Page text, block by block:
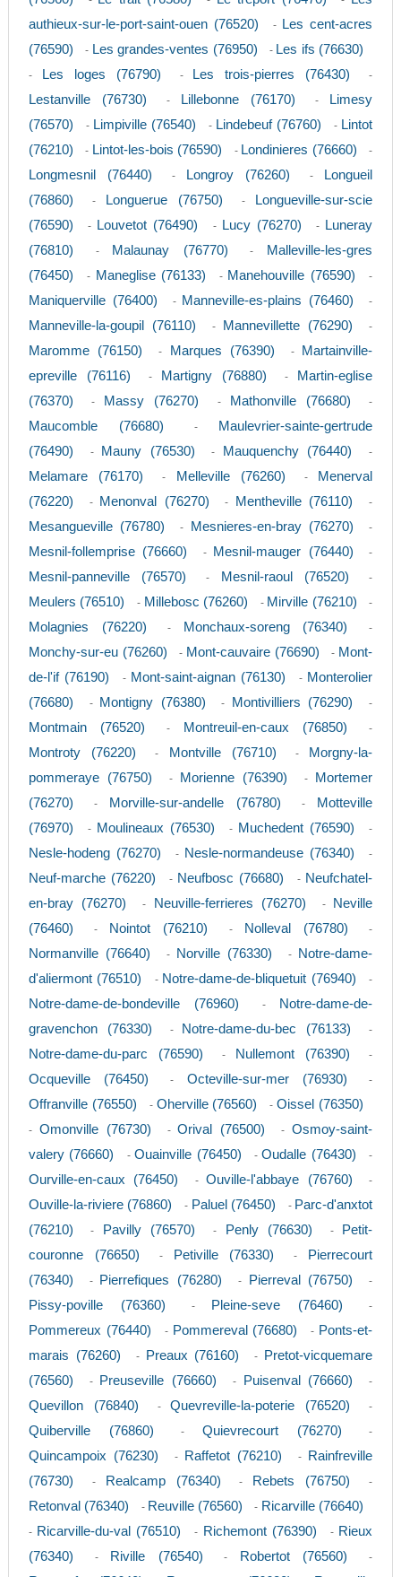
authieux-sur-le-port-saint-ouen (76520)
- Les cent-acres
(76590)
- Les grandes-ventes (76950) - Les ifs (76630)
- Les loges (76790) - Les trois-pierres (76430) -
Lestanville (76730) - Lillebonne (76170) -
Limesy
(76570)
- Limpiville (76540) - Lindebeuf (76760) - Lintot
(76210)
- Lintot-les-bois (76590) - Londinieres (76660) -
Longmesnil (76440) - Longroy (76260) -
Longueil
(76860)
- Longuerue (76750) -
Longueville-sur-scie
(76590)
- Louvetot (76490) - Lucy (76270) - Luneray
(76810)
- Malaunay (76770) -
Malleville-les-gres
(76450)
- Maneglise (76133) - Manehouville (76590) -
Maniquerville (76400) - Manneville-es-plains (76460) -
Manneville-la-goupil (76110) - Mannevillette (76290) -
Maromme (76150) - Marques (76390) -
Martainville-
epreville (76116)
- Martigny (76880) -
Martin-eglise
(76370)
- Massy (76270) - Mathonville (76680) -
Maucomble (76680) -
Maulevrier-sainte-gertrude
(76490)
- Mauny (76530) - Mauquenchy (76440) -
Melamare (76170) - Melleville (76260) -
Menerval
(76220)
- Menonval (76270) - Mentheville (76110) -
Mesangueville (76780) - Mesnieres-en-bray (76270) -
Mesnil-follemprise (76660) - Mesnil-mauger (76440) -
Mesnil-panneville (76570) - Mesnil-raoul (76520) -
Meulers (76510) - Millebosc (76260) - Mirville (76210) -
Molagnies (76220) - Monchaux-soreng (76340) -
Monchy-sur-eu (76260) - Mont-cauvaire (76690) - Mont-
de-l'if (76190)
- Mont-saint-aignan (76130) - Monterolier
(76680)
- Montigny (76380) - Montivilliers (76290) -
Montmain (76520) - Montreuil-en-caux (76850) -
Montroty (76220) - Montville (76710) -
Morgny-la-
pommeraye (76750)
- Morienne (76390) -
Mortemer
(76270)
- Morville-sur-andelle (76780) -
Motteville
(76970)
- Moulineaux (76530) - Muchedent (76590) -
Nesle-hodeng (76270) - Nesle-normandeuse (76340) -
Neuf-marche (76220) - Neufbosc (76680) - Neufchatel-
en-bray (76270)
- Neuville-ferrieres (76270) -
Neville
(76460)
- Nointot (76210) - Nolleval (76780) -
Normanville (76640) - Norville (76330) -
Notre-dame-
d'aliermont (76510)
- Notre-dame-de-bliquetuit (76940) -
Notre-dame-de-bondeville (76960) -
Notre-dame-de-
gravenchon (76330)
- Notre-dame-du-bec (76133) -
Notre-dame-du-parc (76590) - Nullemont (76390) -
Ocqueville (76450) - Octeville-sur-mer (76930) -
Offranville (76550) - Oherville (76560) -Oissel (76350)
- Omonville (76730) -Orival (76500) -Osmoy-saint-
valery (76660)
-Ouainville (76450) -Oudalle (76430) -
Ourville-en-caux (76450) -Ouville-l'abbaye (76760) -
Ouville-la-riviere (76860) - Paluel (76450) - Parc-d'anxtot
(76210)
- Pavilly (76570) - Penly (76630) -
Petit-
couronne (76650)
- Petiville (76330) -
Pierrecourt
(76340)
- Pierrefiques (76280) - Pierreval (76750) -
Pissy-poville (76360) - Pleine-seve (76460) -
Pommereux (76440) - Pommereval (76680) - Ponts-et-
marais (76260)
- Preaux (76160) -
Pretot-vicquemare
(76560)
- Preuseville (76660) - Puisenval (76660) -
Quevillon (76840) -Quevreville-la-poterie (76520) -
Quiberville (76860) - Quievrecourt (76270) -
Quincampoix (76230) - Raffetot (76210) -
Rainfreville
(76730)
- Realcamp (76340) - Rebets (76750) -
Retonval (76340) - Reuville (76560) - Ricarville (76640)
- Ricarville-du-val (76510) - Richemont (76390) - Rieux
(76340)
- Riville (76540) - Robertot (76560) -